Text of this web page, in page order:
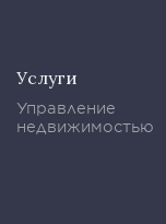
Услуги
Управление
недвижимостью